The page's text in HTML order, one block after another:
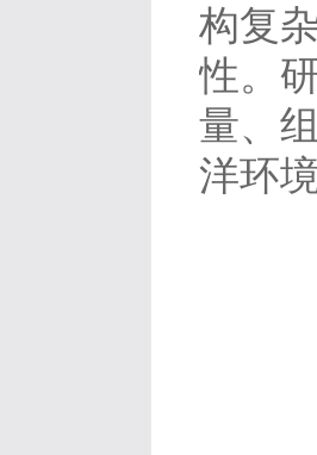
构复
性。
量、
洋环